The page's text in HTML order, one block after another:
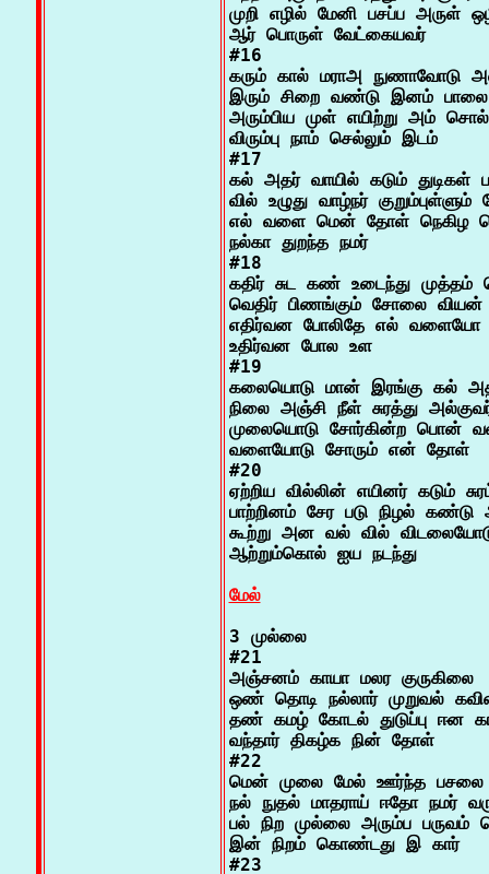
முறி எழில் மேனி பசப்ப அருள்
ஆர் பொருள் வேட்கையவர்
#16
கரும் கால் மராஅ நுணாவோடு
இரும் சிறை வண்டு இனம் பாலை
அரும்பிய முள் எயிற்று அம்
விரும்பு நாம் செல்லும் இடம்
#17
கல் அதர் வாயில் கடும் துடிகள்
வில் உழுது வாழ்நர்
எல் வளை மென் தோள் நெகிழ
நல்கா துறந்த நமர்
#18
கதிர் சுட கண் உடைந்து முத்தம்
வெதிர் பிணங்கும் சோலை வியன்
எதிர்வன போலிதே எல்
உதிர்வன போல உள
#19
கலையொடு மான் இரங்கு கல்
நிலை அஞ்சி நீள் சுரத்து
முலையொடு சோர்கின்ற
வளையோடு சோரும் என் தோள்
#20
ஏற்றிய வில்லின் எயினர் கடும்
பாற்றினம் சேர படு நிழல் கண்டு
கூற்று அன வல் வில்
ஆற்றும்கொல் ஐய நடந்து
மேல்
3 முல்லை
#21
அஞ்சனம் காயா மலர குருகிலை
ஒண் தொடி நல்லார் முறுவல்
தண் கமழ் கோடல் துடுப்பு ஈன
வந்தார் திகழ்க நின் தோள்
#22
மென் முலை மேல் ஊர்ந்த
நல் நுதல் மாதராய் ஈதோ நமர்
பல் நிற முல்லை அரும்ப பருவம்
இன் நிறம் கொண்டது இ கார்
#23